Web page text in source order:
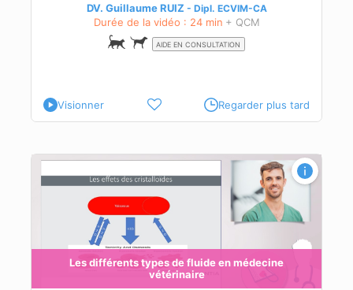
DV. Guillaume RUIZ Dipl. ECVIM-CA
Durée de la vidéo : 24 min + QCM
AIDE EN CONSULTATION
Visionner Regarder plus tard
Les différents types de fluide en médecine
vétérinaire